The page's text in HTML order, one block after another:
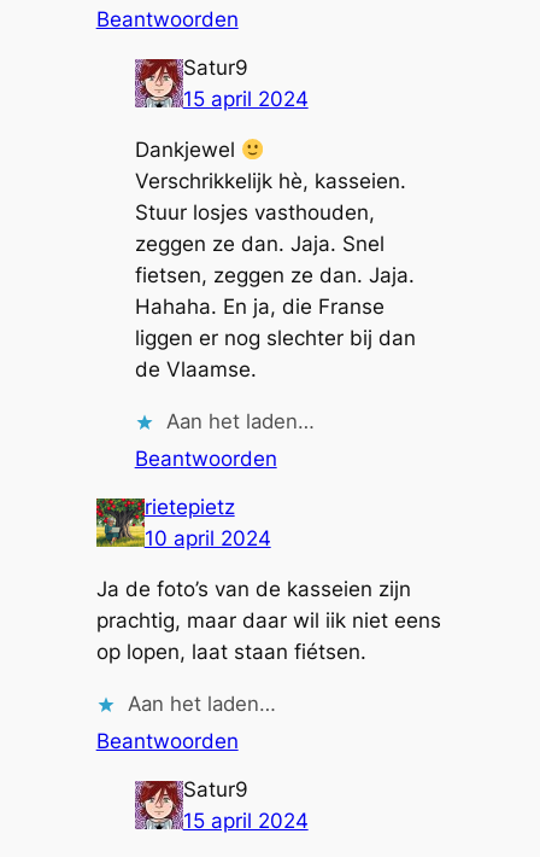
Beantwoorden
Satur9
15 april 2024
Dankjewel
Verschrikkelijk hè, kasseien.
Stuur losjes vasthouden,
zeggen ze dan. Jaja. Snel
fietsen, zeggen ze dan. Jaja.
Hahaha. En ja, die Franse
liggen er nog slechter bij dan
de Vlaamse.
Aan het laden…
Beantwoorden
rietepietz
10 april 2024
Ja de foto’s van de kasseien zijn
prachtig, maar daar wil iik niet eens
op lopen, laat staan fiétsen.
Aan het laden…
Beantwoorden
Satur9
15 april 2024